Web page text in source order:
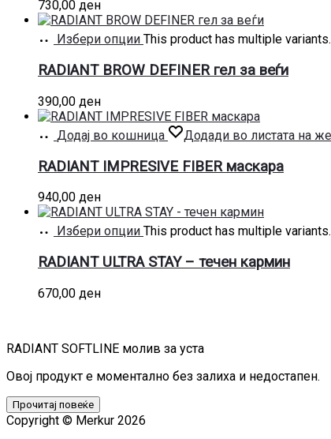
730,00 ден
Избери опции This product has multiple
RADIANT BROW DEFINER гел за веѓи
390,00 ден
Додај во кошница Додади во листата на
RADIANT IMPRESIVE FIBER маскара
940,00 ден
Избери опции This product has multiple
RADIANT ULTRA STAY – течен кармин
670,00 ден
RADIANT SOFTLINE молив за уста
Овој продукт е моментално без залиха и недостапен.
Прочитај повеќе
Copyright © Merkur 2026